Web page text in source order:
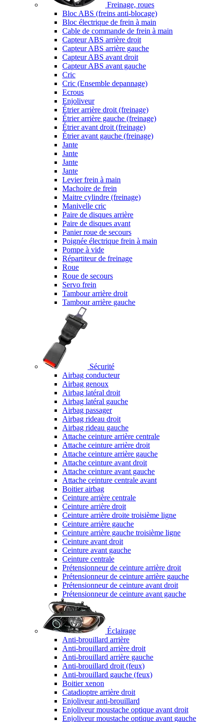
Freinage, roues
Bloc ABS (freins anti-blocage)
Bloc électrique de frein à main
Cable de commande de frein à main
Capteur ABS arrière droit
Capteur ABS arrière gauche
Capteur ABS avant droit
Capteur ABS avant gauche
Cric
Cric (Ensemble depannage)
Ecrous
Enjoliveur
Étrier arrière droit (freinage)
Étrier arrière gauche (freinage)
Étrier avant droit (freinage)
Étrier avant gauche (freinage)
Jante
Jante
Jante
Jante
Levier frein à main
Machoire de frein
Maitre cylindre (freinage)
Manivelle cric
Paire de disques arrière
Paire de disques avant
Panier roue de secours
Poignée électrique frein à main
Pompe à vide
Répartiteur de freinage
Roue
Roue de secours
Servo frein
Tambour arrière droit
Tambour arrière gauche
Sécurité
Airbag conducteur
Airbag genoux
Airbag latéral droit
Airbag latéral gauche
Airbag passager
Airbag rideau droit
Airbag rideau gauche
Attache ceinture arrière centrale
Attache ceinture arrière droit
Attache ceinture arrière gauche
Attache ceinture avant droit
Attache ceinture avant gauche
Attache ceinture centrale avant
Boitier airbag
Ceinture arrière centrale
Ceinture arrière droit
Ceinture arrière droite troisième ligne
Ceinture arrière gauche
Ceinture arrière gauche troisième ligne
Ceinture avant droit
Ceinture avant gauche
Ceinture centrale
Prétensionneur de ceinture arrière droit
Prétensionneur de ceinture arrière gauche
Prétensionneur de ceinture avant droit
Prétensionneur de ceinture avant gauche
Éclairage
Anti-brouillard arrière
Anti-brouillard arrière droit
Anti-brouillard arrière gauche
Anti-brouillard droit (feux)
Anti-brouillard gauche (feux)
Boitier xenon
Catadioptre arrière droit
Enjoliveur anti-brouillard
Enjoliveur moustache optique avant droit
Enjoliveur moustache optique avant gauche